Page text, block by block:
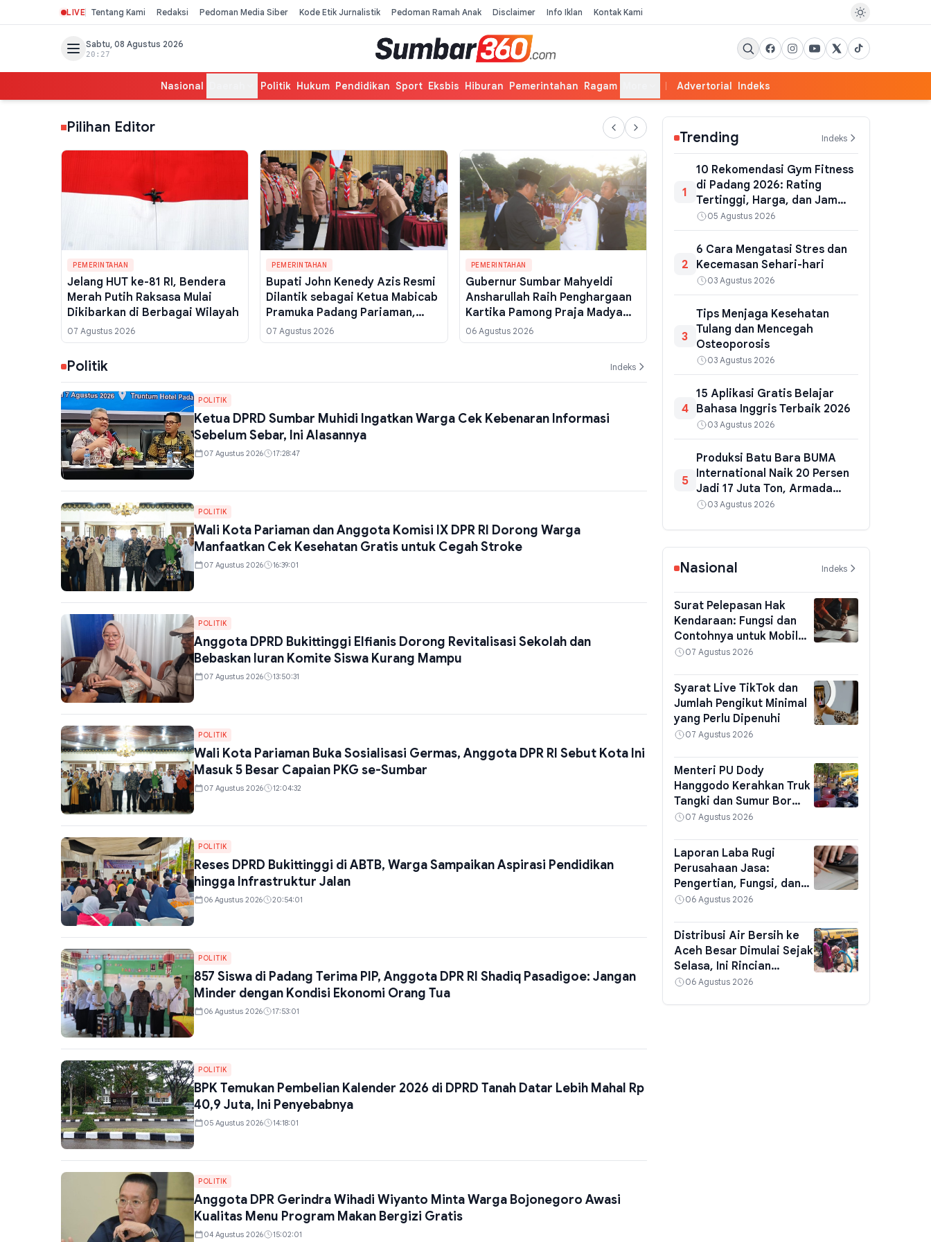
LIVE Tentang Kami Redaksi Pedoman Media Siber Kode Etik Jurnalistik Pedoman Ramah Anak Disclaimer Info Iklan Kontak Kami
Sabtu, 08 Agustus 2026
20:27
Nasional Politik Hukum Pendidikan Sport Eksbis Hiburan Pemerintahan Ragam Advertorial Indeks
Pilihan Editor
PEMERINTAHAN
Jelang HUT ke-81 RI, Bendera
Merah Putih Raksasa Mulai
Dikibarkan di Berbagai Wilayah
07 Agustus 2026
PEMERINTAHAN
Bupati John Kenedy Azis Resmi
Dilantik sebagai Ketua Mabicab
Pramuka Padang Pariaman,
Dewiwarman Pimpin Kwarcab
07 Agustus 2026
PEMERINTAHAN
Gubernur Sumbar Mahyeldi
Ansharullah Raih Penghargaan
Kartika Pamong Praja Madya
dari IPDN, Ini Kriterianya
06 Agustus 2026
PEMERINTAHAN
KPK Temukan Selisih Uang
Amplop Raja Juli dari Bupati
Kuansing, Pengembalian Diduga
Tak Utuh
06 Agustus 2026
Politik Indeks
POLITIK
Ketua DPRD Sumbar Muhidi Ingatkan Warga Cek Kebenaran Informasi
Sebelum Sebar, Ini Alasannya
07 Agustus 2026 17:28:47
POLITIK
Wali Kota Pariaman dan Anggota Komisi IX DPR RI Dorong Warga
Manfaatkan Cek Kesehatan Gratis untuk Cegah Stroke
07 Agustus 2026 16:39:01
POLITIK
Anggota DPRD Bukittinggi Elfianis Dorong Revitalisasi Sekolah dan
Bebaskan Iuran Komite Siswa Kurang Mampu
07 Agustus 2026 13:50:31
POLITIK
Wali Kota Pariaman Buka Sosialisasi Germas, Anggota DPR RI Sebut Kota Ini
Masuk 5 Besar Capaian PKG se-Sumbar
07 Agustus 2026 12:04:32
POLITIK
Reses DPRD Bukittinggi di ABTB, Warga Sampaikan Aspirasi Pendidikan
hingga Infrastruktur Jalan
06 Agustus 2026 20:54:01
POLITIK
857 Siswa di Padang Terima PIP, Anggota DPR RI Shadiq Pasadigoe: Jangan
Minder dengan Kondisi Ekonomi Orang Tua
06 Agustus 2026 17:53:01
POLITIK
BPK Temukan Pembelian Kalender 2026 di DPRD Tanah Datar Lebih Mahal Rp
40,9 Juta, Ini Penyebabnya
05 Agustus 2026 14:18:01
POLITIK
Anggota DPR Gerindra Wihadi Wiyanto Minta Warga Bojonegoro Awasi
Kualitas Menu Program Makan Bergizi Gratis
04 Agustus 2026 15:02:01
Trending Indeks
1
10 Rekomendasi Gym Fitness
di Padang 2026: Rating
Tertinggi, Harga, dan Jam
Buka Terlengkap
05 Agustus 2026
2
6 Cara Mengatasi Stres dan
Kecemasan Sehari-hari
03 Agustus 2026
3
Tips Menjaga Kesehatan
Tulang dan Mencegah
Osteoporosis
03 Agustus 2026
4
15 Aplikasi Gratis Belajar
Bahasa Inggris Terbaik 2026
03 Agustus 2026
5
Produksi Batu Bara BUMA
International Naik 20 Persen
Jadi 17 Juta Ton, Armada
Tambang Makin Andal
03 Agustus 2026
Nasional Indeks
Surat Pelepasan Hak
Kendaraan: Fungsi dan
Contohnya untuk Mobil
Bekas
07 Agustus 2026
Syarat Live TikTok dan
Jumlah Pengikut Minimal
yang Perlu Dipenuhi
07 Agustus 2026
Menteri PU Dody
Hanggodo Kerahkan Truk
Tangki dan Sumur Bor
Atasi Kekeringan
07 Agustus 2026
Laporan Laba Rugi
Perusahaan Jasa:
Pengertian, Fungsi, dan
Contoh
06 Agustus 2026
Distribusi Air Bersih ke
Aceh Besar Dimulai Sejak
Selasa, Ini Rincian
Kementerian PU
06 Agustus 2026